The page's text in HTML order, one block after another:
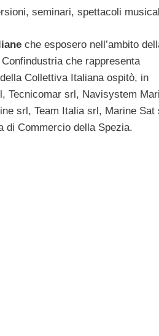
seminari, spettacoli
che esposero nell’ambito
che rappresenta
Collettiva Italiana ospitò, in
Tecnicomar srl, Navisystem
srl, Team Italia srl, Marine Sat
di Commercio della Spezia.